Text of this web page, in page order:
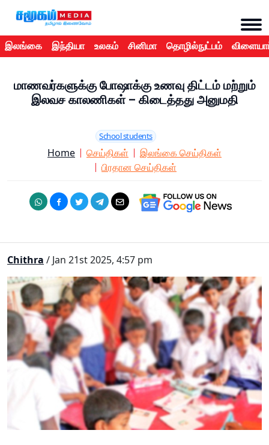
இலங்கை இந்தியா உலகம் சினிமா தொழில்நுட்பம்
மாணவர்களுக்கு போஷாக்கு உணவு திட்டம் மற்றும்
இலவச காலணிகள் – கிடைத்தது அனுமதி
School students
Home செய்திகள்
இலங்கை செய்திகள்
பிரதான செய்திகள்
Chithra / Jan 21st 2025, 4:57 pm